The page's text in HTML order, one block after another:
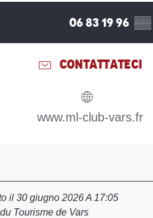
06 83 19 96 ▒▒
CONTATTATECI
www.ml-club-vars.fr
il 30 giugno 2026 A 17:05
Tourisme de Vars